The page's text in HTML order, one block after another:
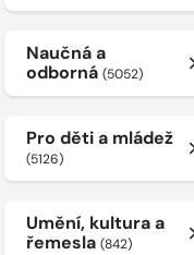
Naučná a
odborná (5052)
Pro děti a mládež
(5126)
Umění, kultura a
řemesla (842)